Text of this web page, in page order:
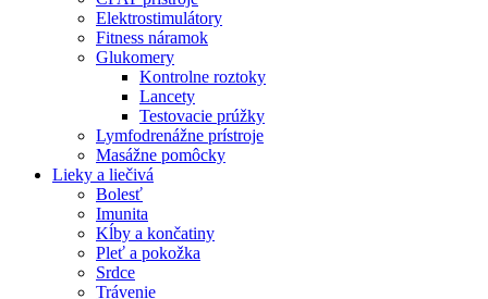
Elektrostimulátory
Fitness náramok
Glukomery
Kontrolne roztoky
Lancety
Testovacie prúžky
Lymfodrenážne prístroje
Masážne pomôcky
Lieky a liečivá
Bolesť
Imunita
Kĺby a končatiny
Pleť a pokožka
Srdce
Trávenie